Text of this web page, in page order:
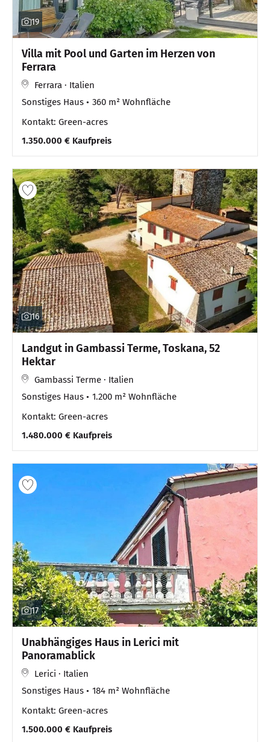
19
Villa mit Pool und Garten im Herzen von
Ferrara
Ferrara · Italien
Sonstiges Haus
360 m² Wohnfläche
Kontakt: Green-acres
1.350.000 € Kaufpreis
16
Landgut in Gambassi Terme, Toskana, 52
Hektar
Gambassi Terme · Italien
Sonstiges Haus
1.200 m² Wohnfläche
Kontakt: Green-acres
1.480.000 € Kaufpreis
17
Unabhängiges Haus in Lerici mit
Panoramablick
Lerici · Italien
Sonstiges Haus
184 m² Wohnfläche
Kontakt: Green-acres
1.500.000 € Kaufpreis